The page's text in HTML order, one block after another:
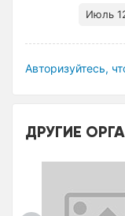
Июль
Авторизуйтесь,
ДРУГИЕ